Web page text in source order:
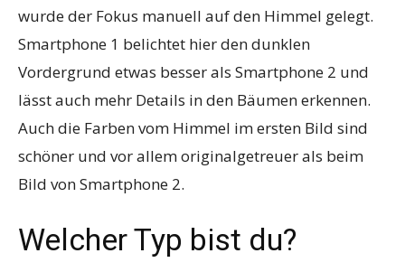
wurde der Fokus manuell auf den Himmel gelegt.
Smartphone 1 belichtet hier den dunklen
Vordergrund etwas besser als Smartphone 2 und
lässt auch mehr Details in den Bäumen erkennen.
Auch die Farben vom Himmel im ersten Bild sind
schöner und vor allem originalgetreuer als beim
Bild von Smartphone 2.
Welcher Typ bist du?